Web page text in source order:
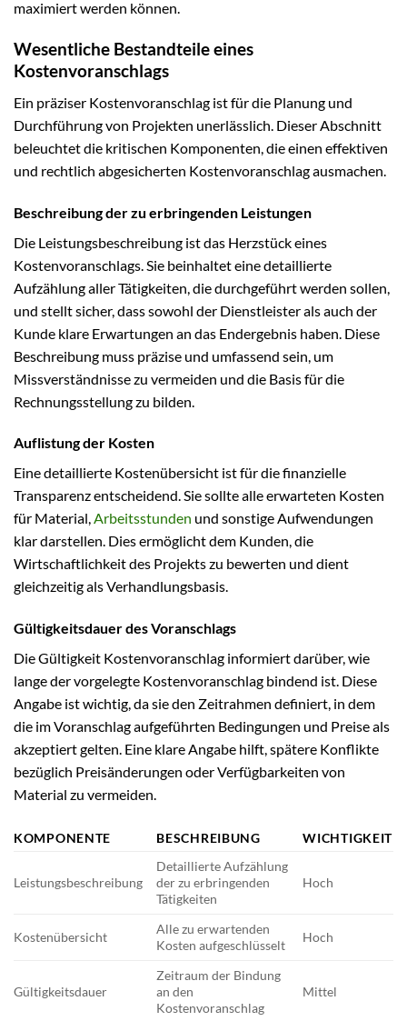
maximiert werden können.
Wesentliche Bestandteile eines
Kostenvoranschlags
Ein präziser Kostenvoranschlag ist für die Planung und
Durchführung von Projekten unerlässlich. Dieser Abschnitt
beleuchtet die kritischen Komponenten, die einen effektiven
und rechtlich abgesicherten Kostenvoranschlag ausmachen.
Beschreibung der zu erbringenden Leistungen
Die Leistungsbeschreibung ist das Herzstück eines
Kostenvoranschlags. Sie beinhaltet eine detaillierte
Aufzählung aller Tätigkeiten, die durchgeführt werden sollen,
und stellt sicher, dass sowohl der Dienstleister als auch der
Kunde klare Erwartungen an das Endergebnis haben. Diese
Beschreibung muss präzise und umfassend sein, um
Missverständnisse zu vermeiden und die Basis für die
Rechnungsstellung zu bilden.
Auflistung der Kosten
Eine detaillierte Kostenübersicht ist für die finanzielle
Transparenz entscheidend. Sie sollte alle erwarteten Kosten
für Material,Arbeitsstunden und sonstige Aufwendungen
klar darstellen. Dies ermöglicht dem Kunden, die
Wirtschaftlichkeit des Projekts zu bewerten und dient
gleichzeitig als Verhandlungsbasis.
Gültigkeitsdauer des Voranschlags
Die Gültigkeit Kostenvoranschlag informiert darüber, wie
lange der vorgelegte Kostenvoranschlag bindend ist. Diese
Angabe ist wichtig, da sie den Zeitrahmen definiert, in dem
die im Voranschlag aufgeführten Bedingungen und Preise als
akzeptiert gelten. Eine klare Angabe hilft, spätere Konflikte
bezüglich Preisänderungen oder Verfügbarkeiten von
Material zu vermeiden.
KOMPONENTE BESCHREIBUNG WICHTIGKEIT
Leistungsbeschreibung
Detaillierte Aufzählung
der zu erbringenden
Tätigkeiten
Hoch
Kostenübersicht
Alle zu erwartenden
Kosten aufgeschlüsselt
Hoch
Gültigkeitsdauer
Zeitraum der Bindung
an den
Kostenvoranschlag
Mittel